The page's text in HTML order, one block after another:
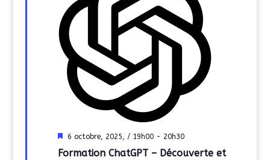
Formation ChatGPT – Découverte et
Mis
avant
6 octobre, 2025, / 19h00- 20h30